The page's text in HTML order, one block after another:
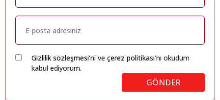
Gizlilik sözleşmesi'ni ve çerez politikası'nı okudum
kabul ediyorum.
GÖNDER